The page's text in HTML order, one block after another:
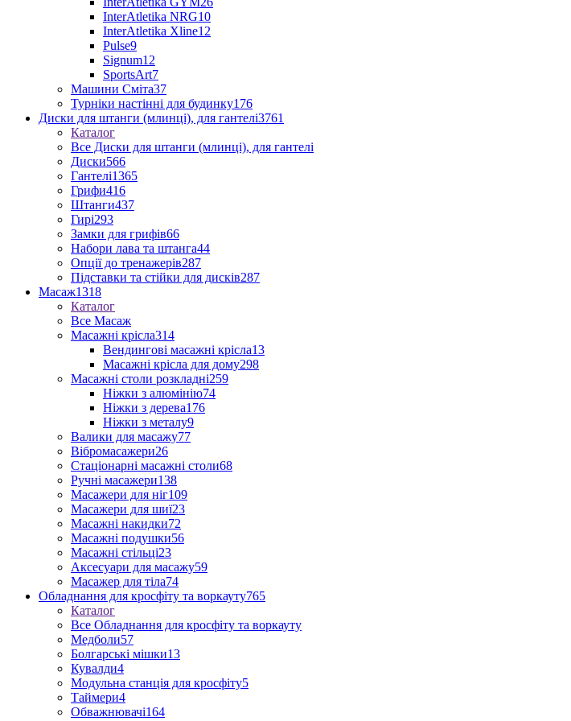
InterAtletika NRG10
InterAtletika Xline12
Pulse9
Signum12
SportsArt7
Машини Сміта37
Турніки настінні для будинку176
Диски для штанги (млинці), для гантелі3761
Каталог
Все Диски для штанги (млинці), для гантелі
Диски566
Гантелі1365
Грифи416
Штанги437
Гирі293
Замки для грифів66
Набори лава та штанга44
Опції до тренажерів287
Підставки та стійки для дисків287
Масаж1318
Каталог
Все Масаж
Масажні крісла314
Вендингові масажні крісла13
Масажні крісла для дому298
Масажні столи розкладні259
Ніжки з алюмінію74
Ніжки з дерева176
Ніжки з металу9
Валики для масажу77
Вібромасажери26
Стаціонарні масажні столи68
Ручні масажери138
Масажери для ніг109
Масажери для шиї23
Масажні накидки72
Масажні подушки56
Масажні стільці23
Аксесуари для масажу59
Масажер для тіла74
Обладнання для кросфіту та воркауту765
Каталог
Все Обладнання для кросфіту та воркауту
Медболи57
Болгарські мішки13
Кувалди4
Модульна станція для кросфіту5
Таймери4
Обважнювачі164